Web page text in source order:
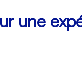
une